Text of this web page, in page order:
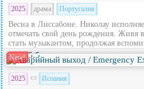
2025 драма Португалия
Весна в Лиссабоне. Николау
отмечать свой день рождения. Живя
стать музыкантом, продолжая
New! 5.5
2025 Испания